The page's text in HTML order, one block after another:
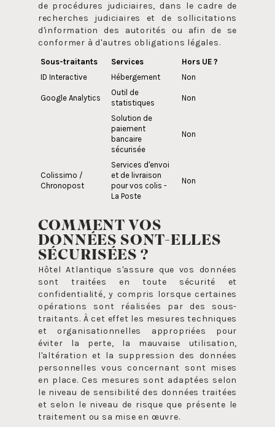
de procédures judiciaires, dans le cadre de
recherches judiciaires et de sollicitations
d'information des autorités ou afin de se
conformer à d'autres obligations légales.
Sous-traitants Services
Hors UE ?
ID Interactive
Hébergement Non
Google Analytics
Outil de
statistiques
Non
Solution de
paiement
bancaire
sécurisée
Non
Colissimo /
Chronopost
Services d'envoi
et de livraison
pour vos colis -
La Poste
Non
COMMENT VOS
DONNÉES SONT-ELLES
SÉCURISÉES ?
Hôtel Atlantique s'assure que vos données
sont traitées en toute sécurité et
confidentialité, y compris lorsque certaines
opérations sont réalisées par des sous-
traitants. À cet effet les mesures techniques
et organisationnelles appropriées pour
éviter la perte, la mauvaise utilisation,
l'altération et la suppression des données
personnelles vous concernant sont mises
en place. Ces mesures sont adaptées selon
le niveau de sensibilité des données traitées
et selon le niveau de risque que présente le
traitement ou sa mise en œuvre.